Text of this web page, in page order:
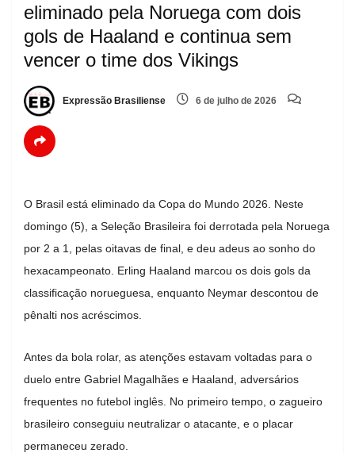
eliminado pela Noruega com dois
gols de Haaland e continua sem
vencer o time dos Vikings
Expressão Brasiliense 6 de julho de 2026
O Brasil está eliminado da Copa do Mundo 2026. Neste
domingo (5), a Seleção Brasileira foi derrotada pela Noruega
por 2 a 1, pelas oitavas de final, e deu adeus ao sonho do
hexacampeonato. Erling Haaland marcou os dois gols da
classificação norueguesa, enquanto Neymar descontou de
pênalti nos acréscimos.
Antes da bola rolar, as atenções estavam voltadas para o
duelo entre Gabriel Magalhães e Haaland, adversários
frequentes no futebol inglês. No primeiro tempo, o zagueiro
brasileiro conseguiu neutralizar o atacante, e o placar
permaneceu zerado.